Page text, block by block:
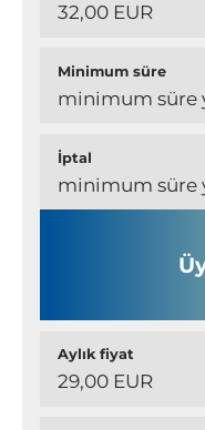
32,00 EUR
Minimum süre
minimum süre
İptal
minimum süre
Aylık fiyat
29,00 EUR